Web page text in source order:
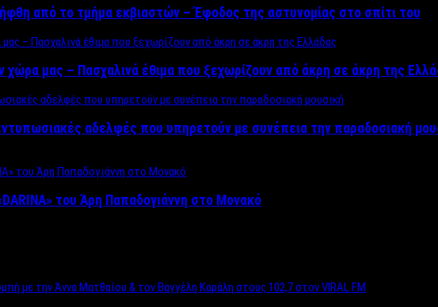
από το τμήμα εκβιαστών – Έφοδος της αστυνομίας στο σπίτι του
μας – Πασχαλινά έθιμα που ξεχωρίζουν από άκρη σε άκρη της
αδελφές που υπηρετούν με συνέπεια την παραδοσιακή
του Άρη Παπαδογιάννη στο Μονακό